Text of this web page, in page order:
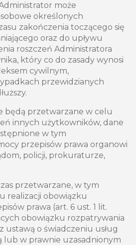
może
określonych
zakończenia toczącego się
oraz do upływu
roszczeń Administratora
który co do zasady wynosi
cywilnym,
przewidzianych
będą przetwarzane w celu
innych użytkowników, dane
w tym
przepisów prawa organowi
policji, prokuraturze,
przetwarzane, w tym
realizacji obowiązku
prawa (art. 6 ust. 1 lit.
obowiązku rozpatrywania
ustawą o świadczeniu usług
w prawnie uzasadnionym